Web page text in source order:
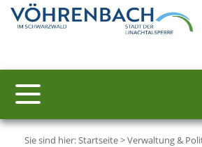
Sie sind hier:Startseite>Verwaltung &